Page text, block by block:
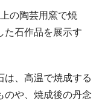
の陶芸用窯で焼
た石作品を展示す
、高温で焼成する
のや、焼成後の丹念